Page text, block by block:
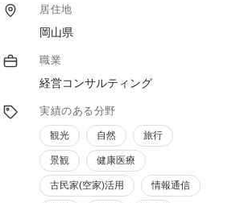
ト、モニターツアープログラム作成、町全体
のまちづくりの事業計画など155プロジェク
トの実績があります。
事業企画立案から地域合意形成プロセス、マ
ーケティング分析、事業計画作成、ブランデ
ィング、PR戦略（SNS戦略）、著作権管理
といった創起段階から運用フェーズに至る新
規事業の全般を行っております。
居住地
岡山県
職業
経営コンサルティング
実績のある分野
観光 自然 旅行
景観 健康医療
古民家(空家)活用 情報通信